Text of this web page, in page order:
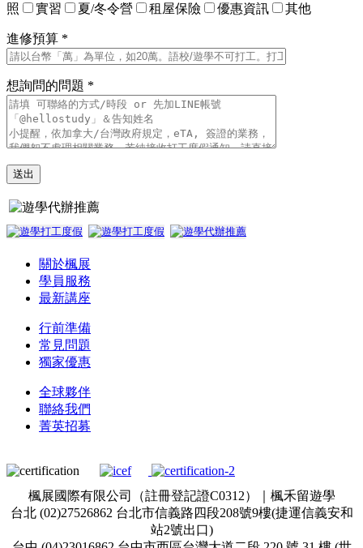
照
實習 夏/冬令營 租屋保險 優惠資訊 其他
進修預算 *
想詢問的問題 *
關於楓展
學員服務
最新講座
行前準備
常見問題
獨家優惠
全球夥伴
聯絡我們
菁英招募
楓展國際有限公司（註冊登記證C0312）｜楓禾留遊學
台北 (02)27526862 台北市信義路四段208號9樓(捷運信義安和
站2號出口)